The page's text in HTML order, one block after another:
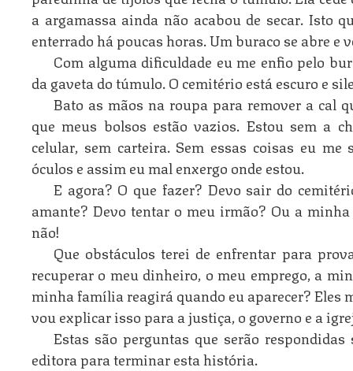
a argamassa ainda não acabou de secar. Isto
enterrado há poucas horas. Um buraco se abre e
Com alguma dificuldade eu me enfio pelo
da gaveta do túmulo. O cemitério está escuro e
Bato as mãos na roupa para remover a cal
que meus bolsos estão vazios. Estou sem a
celular, sem carteira. Sem essas coisas eu
óculos e assim eu mal enxergo onde estou.
E agora? O que fazer? Devo sair do
amante? Devo tentar o meu irmão? Ou a
não!
Que obstáculos terei de enfrentar para
recuperar o meu dinheiro, o meu emprego, a
minha família reagirá quando eu aparecer? Eles
vou explicar isso para a justiça, o governo e a
Estas são perguntas que serão
editora para terminar esta história.